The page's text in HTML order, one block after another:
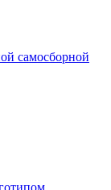
самосборной